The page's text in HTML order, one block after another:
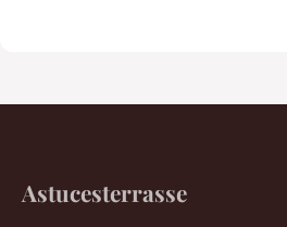
Astucesterrasse